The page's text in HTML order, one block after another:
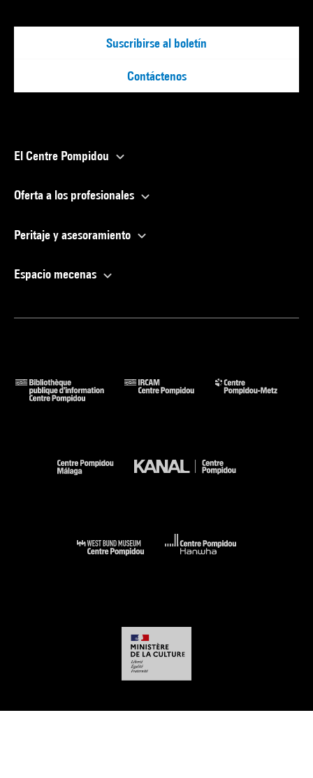
Suscribirse al boletín
Contáctenos
El Centre Pompidou
Oferta a los profesionales
Peritaje y asesoramiento
Espacio mecenas